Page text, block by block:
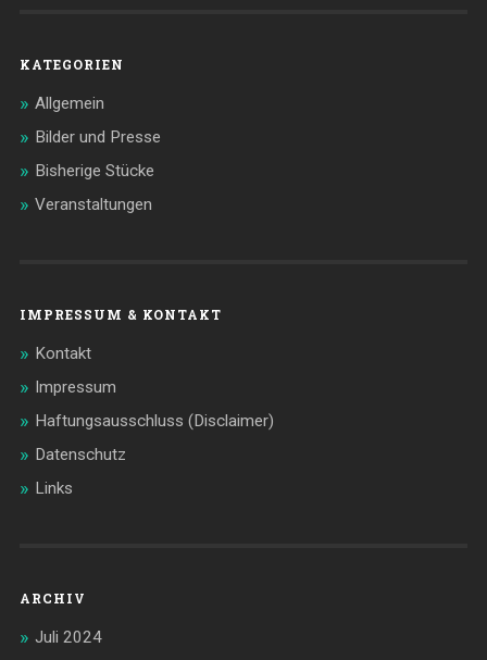
KATEGORIEN
Allgemein
Bilder und Presse
Bisherige Stücke
Veranstaltungen
IMPRESSUM & KONTAKT
Kontakt
Impressum
Haftungsausschluss (Disclaimer)
Datenschutz
Links
ARCHIV
Juli 2024